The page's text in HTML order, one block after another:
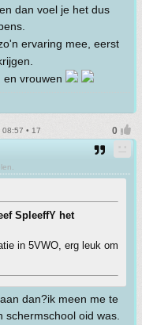
dan voel je het dus
ervaring mee, eerst
en vrouwen
• 17
SpleeffY het
in 5VWO, erg leuk om
dan?ik meen me te
oid was.